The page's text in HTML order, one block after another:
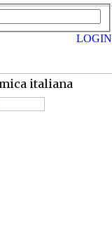
italiana
LOGIN